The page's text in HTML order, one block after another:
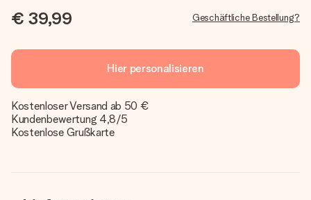
€ 39,99 Geschäftliche Bestellung?
Hier personalisieren
Kostenloser Versand ab 50 €
Kundenbewertung 4,8/5
Kostenlose Grußkarte